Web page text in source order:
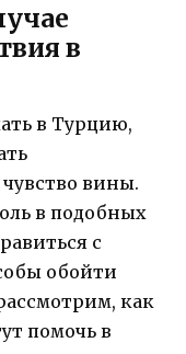
в
в Турцию,
чувство вины.
в подобных
с
обойти
как
помочь в